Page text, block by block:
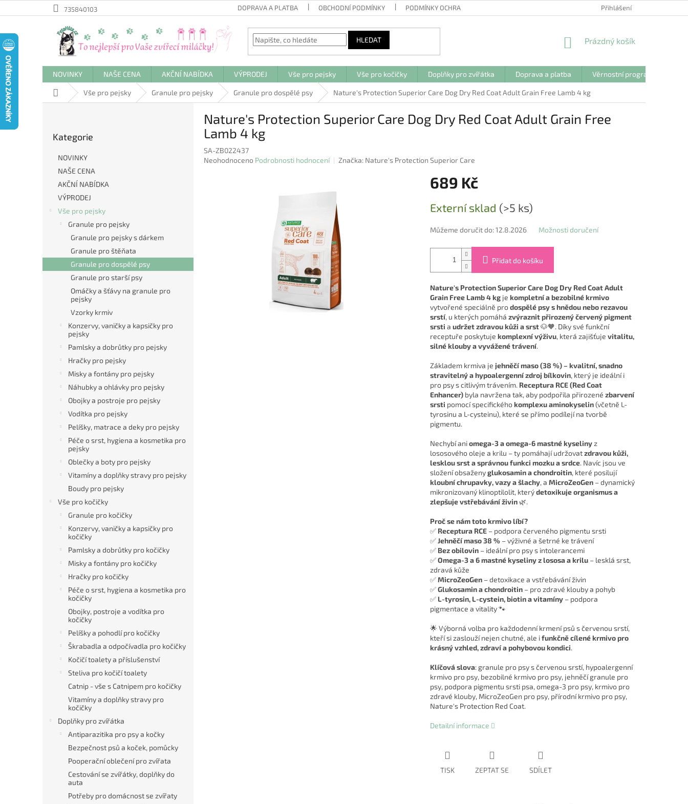
na
735840103 DOPRAVA A PLATBA OBCHODNÍ PODMÍNKY PODMÍNKY OCHRANY OSOBNÍCH ÚDAJŮ Přihlášení
HLEDAT
NÁKUPNÍ
Prázdný košík
NOVINKY NAŠE CENA AKČNÍ NABÍDKA VÝPRODEJ Vše pro pejsky Vše pro kočičky Doplňky pro zvířátka Doprava a platba Věrnostní program
Domů Vše pro pejsky Granule pro pejsky Granule pro dospělé psy Nature's Protection Superior Care Dog Dry Red Coat Adult Grain Free Lamb 4 kg
l
kategorie
Kategorie
NOVINKY
NAŠE CENA
AKČNÍ NABÍDKA
VÝPRODEJ
Vše pro pejsky
Granule pro pejsky
Granule pro pejsky s dárkem
Granule pro štěňata
Granule pro dospělé psy
Granule pro starší psy
Omáčky a šťávy na granule pro
pejsky
Vzorky krmiv
Konzervy, vaničky a kapsičky pro
pejsky
Pamlsky a dobrůtky pro pejsky
Hračky pro pejsky
Misky a fontány pro pejsky
Náhubky a ohlávky pro pejsky
Obojky a postroje pro pejsky
Vodítka pro pejsky
Pelíšky, matrace a deky pro pejsky
Péče o srst, hygiena a kosmetika pro
pejsky
Oblečky a boty pro pejsky
Vitamíny a doplňky stravy pro pejsky
Boudy pro pejsky
Vše pro kočičky
Granule pro kočičky
Konzervy, vaničky a kapsičky pro
kočičky
Pamlsky a dobrůtky pro kočičky
Misky a fontány pro kočičky
Hračky pro kočičky
Péče o srst, hygiena a kosmetika pro
kočičky
Obojky, postroje a vodítka pro
kočičky
Pelíšky a pohodlí pro kočičky
Škrabadla a odpočívadla pro kočičky
Kočičí toalety a příslušenství
Steliva pro kočičí toalety
Catnip - vše s Catnipem pro kočičky
Vitamíny a doplňky stravy pro
kočičky
Doplňky pro zvířátka
Antiparazitika pro psy a kočky
Bezpečnost psů a koček, pomůcky
Pooperační oblečení pro zvířata
Cestování se zvířátky, doplňky do
auta
Potřeby pro domácnost se zvířaty
Nature's Protection Superior Care Dog Dry Red Coat Adult Grain Free
Lamb 4 kg
SA-ZB022437
Průměrné
Neohodnoceno Podrobnosti hodnocení Značka: Nature's Protection Superior Care
689 Kč
cena:
Externí sklad (>5 ks)
Můžeme doručit do: 12.8.2026 Možnosti doručení
Přidat do košíku
Nature's Protection Superior Care Dog Dry Red Coat Adult
Grain Free Lamb 4 kgje kompletní a bezobilné krmivo
vytvořené speciálně prodospělé psy s hnědou nebo rezavou
srstí, u kterých pomáhá zvýraznit přirozený červený pigment
srsti a udržet zdravou kůži a srst🐶🧡. Díky své funkční
receptuře poskytuje komplexní výživu, která zajišťuje vitalitu,
silné klouby a vyvážené trávení.
Základem krmiva je jehněčí maso (38 %) – kvalitní, snadno
stravitelný a hypoalergenní zdroj bílkovin, který je ideální i
pro psy s citlivým trávením. Receptura RCE (Red Coat
Enhancer)byla navržena tak, aby podpořila přirozené zbarvení
srsti pomocí specifickéhokomplexu aminokyselin(včetně L-
tyrosinu a L-cysteinu), které se přímo podílejí na tvorbě
pigmentu.
Nechybí aniomega-3 a omega-6 mastné kyselinyz
lososového oleje a krilu – ty pomáhají udržovatzdravou kůži,
lesklou srst a správnou funkci mozku a srdce. Navíc jsou ve
složení obsaženyglukosamin a chondroitin, které posilují
kloubní chrupavky, vazy a šlachy, a MicroZeoGen– dynamický
mikronizovaný klinoptilolit, kterýdetoxikuje organismus a
zlepšuje vstřebávání živin🌿.
Proč se nám toto krmivo líbí?
✅ Receptura RCE– podpora červeného pigmentu srsti
✅Jehněčí maso 38 %– výživné a šetrné ke trávení
✅ Bez obilovin– ideální pro psy s intolerancemi
✅Omega-3 a 6 mastné kyseliny z lososa a krilu– lesklá srst,
zdravá kůže
✅MicroZeoGen– detoxikace a vstřebávání živin
✅Glukosamin a chondroitin– pro zdravé klouby a pohyb
✅ L-tyrosin, L-cystein, biotin a vitamíny– podpora
pigmentace a vitality 🐾
🌟 Výborná volba pro každodenní krmení psů s červenou srstí,
kteří si zaslouží nejen chutné, ale ifunkčně cílené krmivo pro
krásný vzhled, zdraví a pohybovou kondici.
Klíčová slova: granule pro psy s červenou srstí, hypoalergenní
krmivo pro psy, bezobilné krmivo pro psy, jehněčí granule pro
psy, podpora pigmentu srsti psa, omega-3 pro psy, krmivo pro
zdravé klouby, MicroZeoGen pro psy, přírodní krmivo pro psy,
Nature's Protection Red Coat.
Detailní informace
TISK ZEPTAT SE SDÍLET